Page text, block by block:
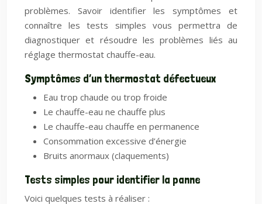
problèmes. Savoir identifier les symptômes et
connaître les tests simples vous permettra de
diagnostiquer et résoudre les problèmes liés au
réglage thermostat chauffe-eau.
Symptômes d’un thermostat défectueux
Eau trop chaude ou trop froide
Le chauffe-eau ne chauffe plus
Le chauffe-eau chauffe en permanence
Consommation excessive d’énergie
Bruits anormaux (claquements)
Tests simples pour identifier la panne
Voici quelques tests à réaliser :